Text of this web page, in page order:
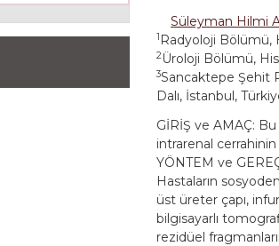
Süleyman Hilmi
1 Radyoloji Bölümü,
2 Üroloji Bölümü,
3Sancaktepe Şehit
Dalı, İstanbul,
GİRİŞ ve AMAÇ:
intrarenal
YÖNTEM ve
Hastaların
üst üreter çapı,
bilgisayarlı
rezidüel